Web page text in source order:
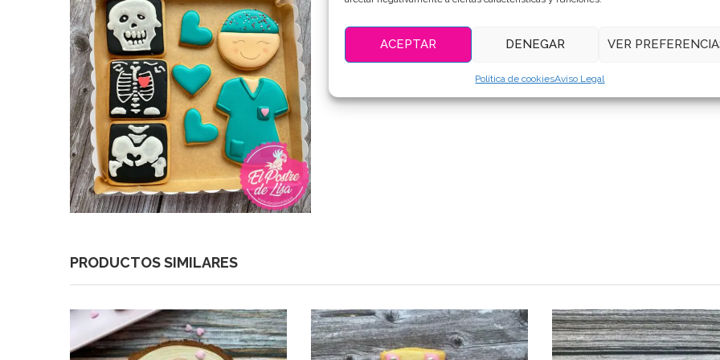
ACEPTAR DENEGAR VER
Política de cookiesAviso Legal
PRODUCTOS SIMILARES